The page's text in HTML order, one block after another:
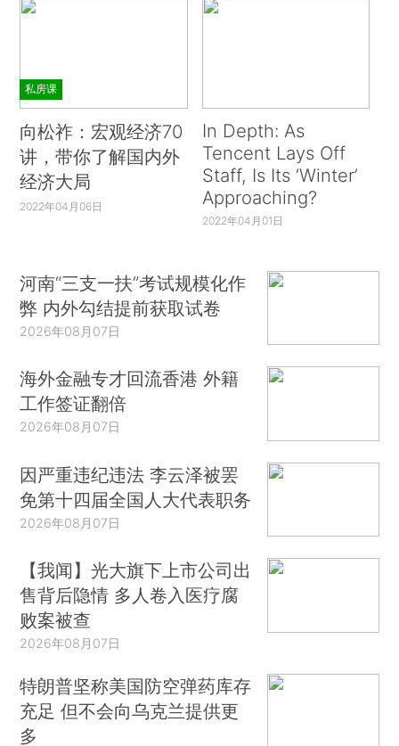
私房课
向松祚：宏观经济70
讲，带你了解国内外
经济大局
2022年04月06日
In Depth: As
Tencent Lays Off
Staff, Is Its ‘Winter’
Approaching?
2022年04月01日
河南“三支一扶”考试规模化作
弊 内外勾结提前获取试卷
2026年08月07日
海外金融专才回流香港 外籍
工作签证翻倍
2026年08月07日
因严重违纪违法 李云泽被罢
免第十四届全国人大代表职务
2026年08月07日
【我闻】光大旗下上市公司出
售背后隐情 多人卷入医疗腐
败案被查
2026年08月07日
特朗普坚称美国防空弹药库存
充足 但不会向乌克兰提供更
多